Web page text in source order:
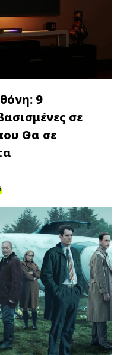
9
σε
Θα σε